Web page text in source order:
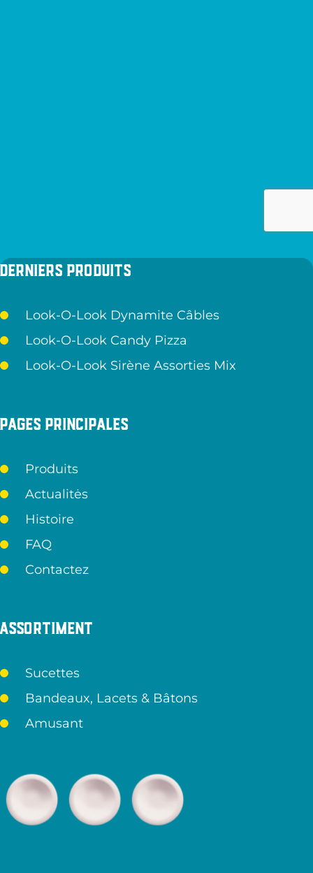
Derniers produits
Look-O-Look Dynamite Câbles
Look-O-Look Candy Pizza
Look-O-Look Sirène Assorties Mix
Pages principales
Produits
Actualitės
Histoire
FAQ
Contactez
Assortiment
Sucettes
Bandeaux, Lacets & Bâtons
Amusant